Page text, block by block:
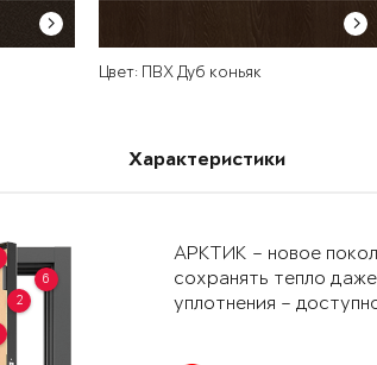
Цвет: ПВХ Дуб коньяк
Характеристики
2
6
АРКТИК – новое
сохранять тепло
уплотнения –